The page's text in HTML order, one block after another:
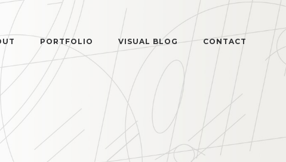
PORTFOLIO VISUAL BLOG CONTACT